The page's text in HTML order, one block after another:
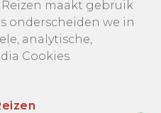
maakt gebruik
onderscheiden we in
analytische,
Cookies.